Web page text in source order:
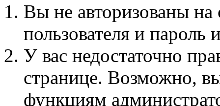
Вы не авторизованы на
пользователя и пароль
У вас недостаточно
странице. Возможно,
функциям